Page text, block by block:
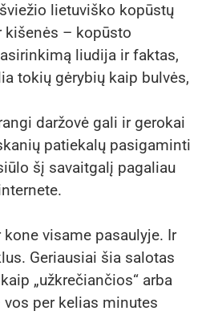
lietuviško kopūstų
kišenės – kopūsto
liudija ir faktas,
tokių gėrybių kaip bulvės,
daržovė gali ir gerokai
patiekalų pasigaminti
šį savaitgalį pagaliau
visame pasaulyje. Ir
Geriausiai šia salotas
„užkrečiančios“ arba
per kelias minutes